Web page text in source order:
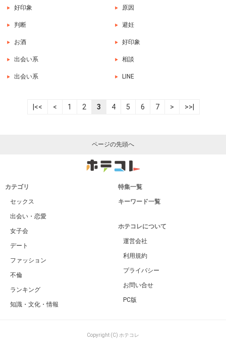
好印象 原因
判断 避妊
お酒 好印象
出会い系 相談
出会い系 LINE
|<< < 1 2 3 4 5 6 7 > >>|
ページの先頭へ
カテゴリ
セックス
出会い・恋愛
女子会
デート
ファッション
不倫
ランキング
知識・文化・情報
特集一覧
キーワード一覧
ホテコレについて
運営会社
利用規約
プライバシー
お問い合せ
PC版
Copyright (C) ホテコレ